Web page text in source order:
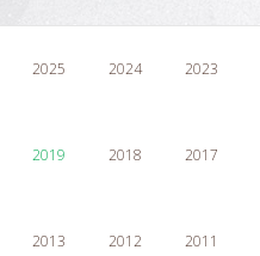
2025 2024 2023
2019 2018 2017
2013 2012 2011